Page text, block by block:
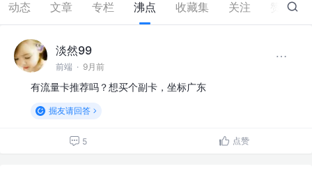
动态 文章 专栏 沸点 收藏集 关注 132
淡然99
前端 · 9月前
有流量卡推荐吗？想买个副卡，坐标广东
掘友请回答
5 点赞